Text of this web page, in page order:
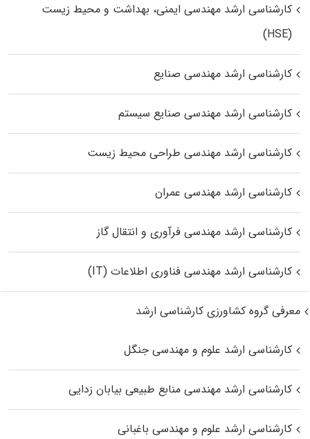
کارشناسی ارشد مهندسی ایمنی، بهداشت و محیط زیست
(HSE)
کارشناسی ارشد مهندسی صنایع
کارشناسی ارشد مهندسی صنایع سیستم
کارشناسی ارشد مهندسی طراحی محیط زیست
کارشناسی ارشد مهندسی عمران
کارشناسی ارشد مهندسی فرآوری و انتقال گاز
کارشناسی ارشد مهندسی فناوری اطلاعات (IT)
معرفی گروه کشاورزی کارشناسی ارشد
کارشناسی ارشد علوم و مهندسی جنگل
کارشناسی ارشد مهندسی منابع طبیعی بیابان زدایی
کارشناسی ارشد علوم و مهندسی باغبانی